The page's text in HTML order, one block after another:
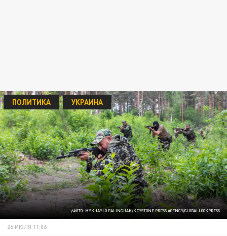
/ФОТО: MYKHAYLO PALINCHAK/KEYSTONE PRESS AGENCY/GLOBALLOOKPRESS
ПОЛИТИКА УКРАИНА
26 ИЮЛЯ 11:06